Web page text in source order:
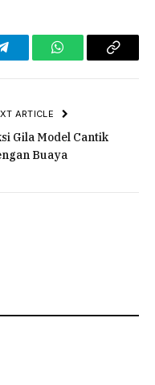
TelegramWhatsAppCopy
ARTICLE
Gila Model Cantik
Buaya